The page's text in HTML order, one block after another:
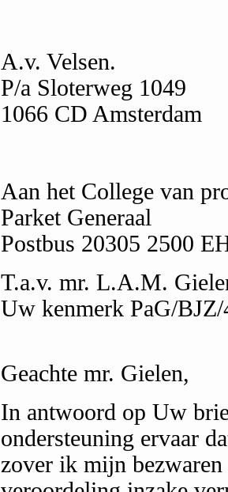
A.v. Velsen.
P/a Sloterweg 1049
1066 CD Amsterdam
Aan het College van
Parket Generaal
Postbus 20305 2500
T.a.v. mr. L.A.M.
Uw kenmerk PaG/
Geachte mr. Gielen,
In antwoord op Uw
ondersteuning ervaar
zover ik mijn